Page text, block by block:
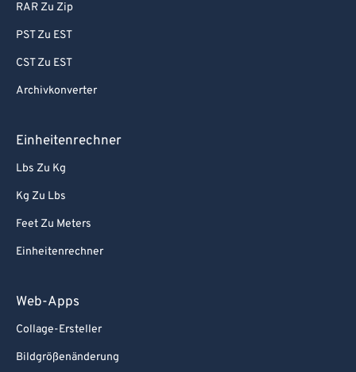
RAR Zu Zip
PST Zu EST
CST Zu EST
Archivkonverter
Einheitenrechner
Lbs Zu Kg
Kg Zu Lbs
Feet Zu Meters
Einheitenrechner
Web-Apps
Collage-Ersteller
Bildgrößenänderung